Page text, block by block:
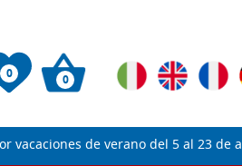
0 0
vacaciones de verano del 5 al 23 de